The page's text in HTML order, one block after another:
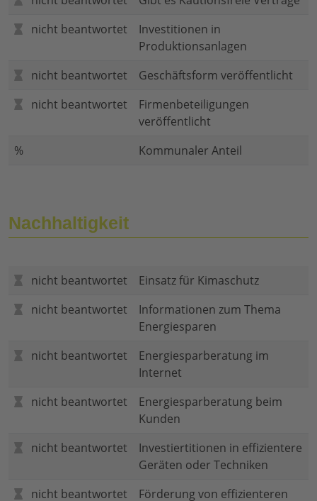
nicht beantwortet
Investitionen in
Produktionsanlagen
nicht beantwortet
Geschäftsform veröffentlicht
nicht beantwortet
Firmenbeteiligungen
veröffentlicht
%
Kommunaler Anteil
Nachhaltigkeit
nicht beantwortet
Einsatz für Kimaschutz
nicht beantwortet
Informationen zum Thema
Energiesparen
nicht beantwortet
Energiesparberatung im
Internet
nicht beantwortet
Energiesparberatung beim
Kunden
nicht beantwortet
Investiertitionen in effizientere
Geräten oder Techniken
nicht beantwortet
Förderung von effizienteren